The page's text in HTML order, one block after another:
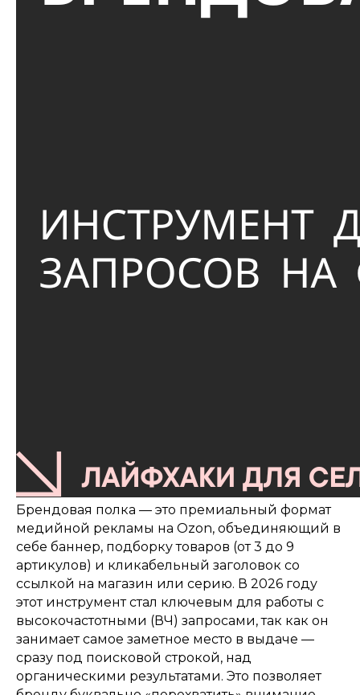
Брендовая полка — это премиальный формат
медийной рекламы на Ozon, объединяющий в
себе баннер, подборку товаров (от 3 до 9
артикулов) и кликабельный заголовок со
ссылкой на магазин или серию. В 2026 году
этот инструмент стал ключевым для работы с
высокочастотными (ВЧ) запросами, так как он
занимает самое заметное место в выдаче —
сразу под поисковой строкой, над
органическими результатами. Это позволяет